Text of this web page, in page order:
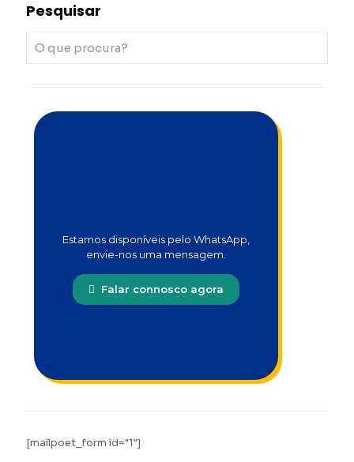
Pesquisar
Estamos disponíveis pelo WhatsApp,
envie-nos uma mensagem.
Falar connosco agora
[mailpoet_form id="1"]